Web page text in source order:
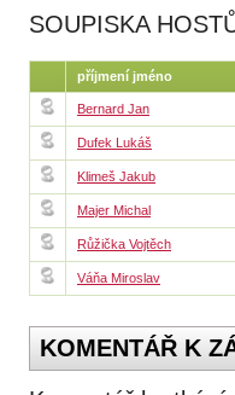
SOUPISKA
příjmení jméno
Bernard Jan
Dufek Lukáš
Klimeš Jakub
Majer Michal
Růžička Vojtěch
Váňa Miroslav
KOMENTÁŘ K